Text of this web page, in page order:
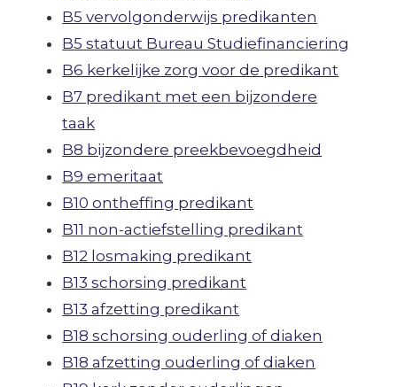
B5 vervolgonderwijs predikanten
B5 statuut Bureau Studiefinanciering
B6 kerkelijke zorg voor de predikant
B7 predikant met een bijzondere
taak
B8 bijzondere preekbevoegdheid
B9 emeritaat
B10 ontheffing predikant
B11 non-actiefstelling predikant
B12 losmaking predikant
B13 schorsing predikant
B13 afzetting predikant
B18 schorsing ouderling of diaken
B18 afzetting ouderling of diaken